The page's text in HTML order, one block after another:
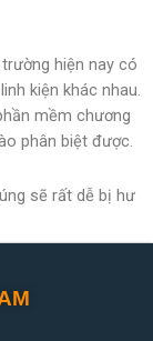
hiện nay có
kiện khác nhau.
mềm chương
phân biệt được.
sẽ rất dễ bị hư